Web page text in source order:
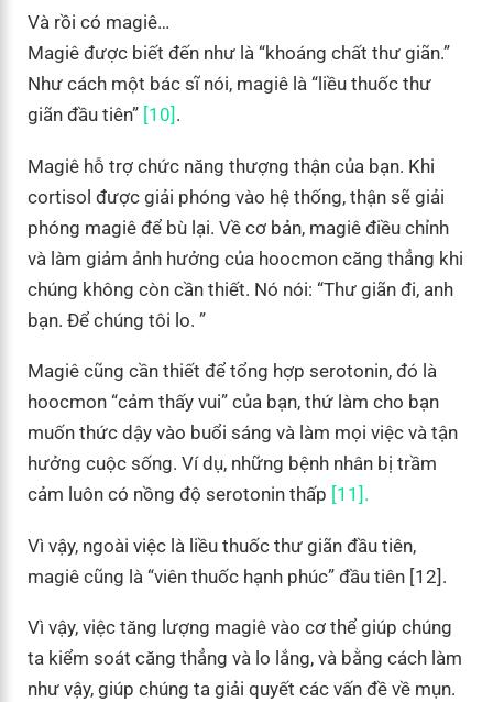
Và rồi có magiê…
Magiê được biết đến như là “khoáng chất thư giãn.”
Như cách một bác sĩ nói, magiê là “liều thuốc thư
giãn đầu tiên” [10] .
Magiê hỗ trợ chức năng thượng thận của bạn. Khi
cortisol được giải phóng vào hệ thống, thận sẽ giải
phóng magiê để bù lại. Về cơ bản, magiê điều chỉnh
và làm giảm ảnh hưởng của hoocmon căng thẳng khi
chúng không còn cần thiết. Nó nói: “Thư giãn đi, anh
bạn. Để chúng tôi lo. ”
Magiê cũng cần thiết để tổng hợp serotonin, đó là
hoocmon “cảm thấy vui” của bạn, thứ làm cho bạn
muốn thức dậy vào buổi sáng và làm mọi việc và tận
hưởng cuộc sống. Ví dụ, những bệnh nhân bị trầm
cảm luôn có nồng độ serotonin thấp [11].
Vì vậy, ngoài việc là liều thuốc thư giãn đầu tiên,
magiê cũng là “viên thuốc hạnh phúc” đầu tiên [12].
Vì vậy, việc tăng lượng magiê vào cơ thể giúp chúng
ta kiểm soát căng thẳng và lo lắng, và bằng cách làm
như vậy, giúp chúng ta giải quyết các vấn đề về mụn.